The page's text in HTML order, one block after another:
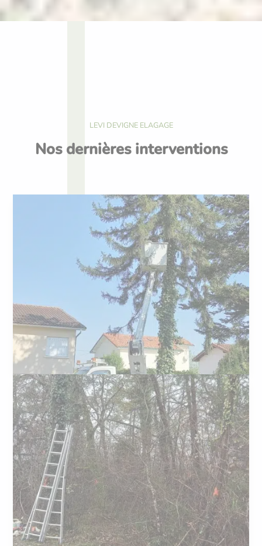
LEVI DEVIGNE ELAGAGE
Nos dernières interventions